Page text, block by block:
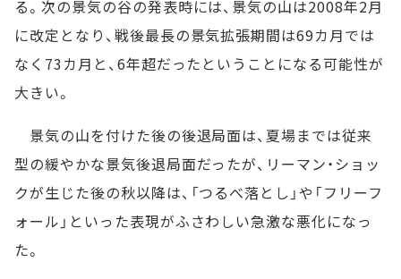
る。次の景気の谷の発表時には、景気の山は2008年2月
に改定となり、戦後最長の景気拡張期間は69カ月では
なく73カ月と、6年超だったということになる可能性が
大きい。
景気の山を付けた後の後退局面は、夏場までは従来
型の緩やかな景気後退局面だったが、リーマン・ショッ
クが生じた後の秋以降は、「つるべ落とし」や「フリーフ
ォール」といった表現がふさわしい急激な悪化になっ
た。